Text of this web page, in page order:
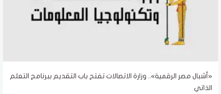
«أشبال مصر الرقمية».. وزارة الاتصالات تفتح باب التقديم ببرنامج التعلم
الذاتي